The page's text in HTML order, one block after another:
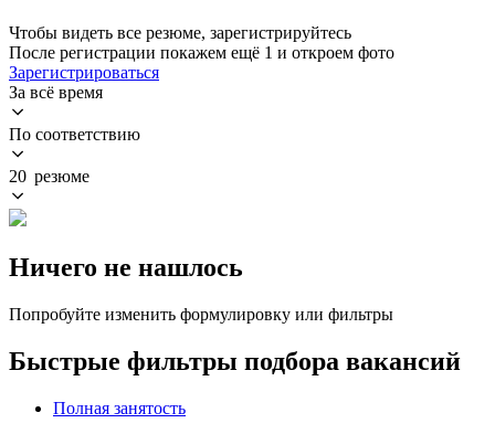
Чтобы видеть все резюме, зарегистрируйтесь
После регистрации покажем ещё 1 и откроем фото
Зарегистрироваться
За всё время
По соответствию
20 резюме
Ничего не нашлось
Попробуйте изменить формулировку или фильтры
Быстрые фильтры подбора вакансий
Полная занятость